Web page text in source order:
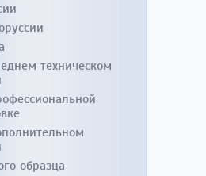
техническом
образца